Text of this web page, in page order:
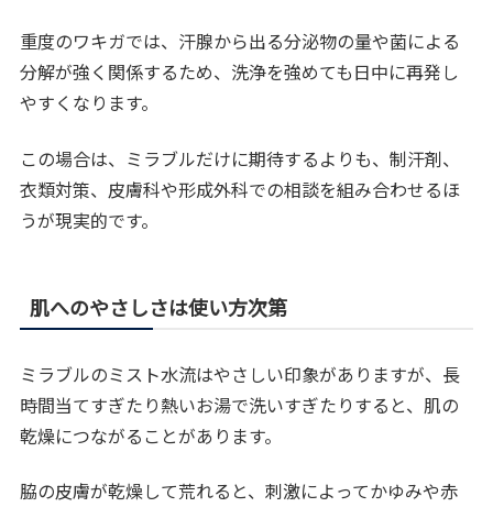
重度のワキガでは、汗腺から出る分泌物の量や菌による
分解が強く関係するため、洗浄を強めても日中に再発し
やすくなります。
この場合は、ミラブルだけに期待するよりも、制汗剤、
衣類対策、皮膚科や形成外科での相談を組み合わせるほ
うが現実的です。
肌へのやさしさは使い方次第
ミラブルのミスト水流はやさしい印象がありますが、長
時間当てすぎたり熱いお湯で洗いすぎたりすると、肌の
乾燥につながることがあります。
脇の皮膚が乾燥して荒れると、刺激によってかゆみや赤